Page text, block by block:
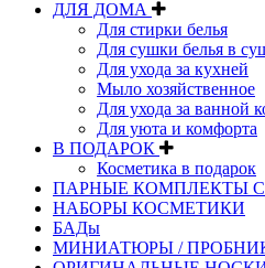
ДЛЯ ДОМА
Для стирки белья
Для сушки белья в
Для ухода за кухней
Мыло хозяйственное
Для ухода за ванной
Для уюта и комфорта
В ПОДАРОК
Косметика в подарок
ПАРНЫЕ КОМПЛЕКТЫ
НАБОРЫ КОСМЕТИКИ
БАДы
МИНИАТЮРЫ / ПРОБНИКИ